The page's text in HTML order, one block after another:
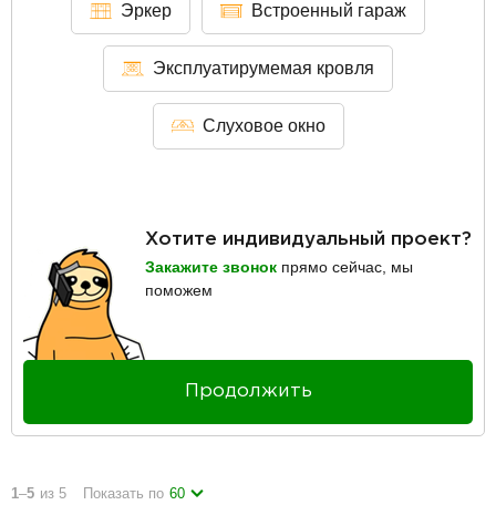
Эркер Встроенный гараж
Эксплуатирумемая кровля
Слуховое окно
Хотите индивидуальный проект?
Закажите звонок прямо сейчас, мы
поможем
Продолжить
1–5 из 5 Показать по 60